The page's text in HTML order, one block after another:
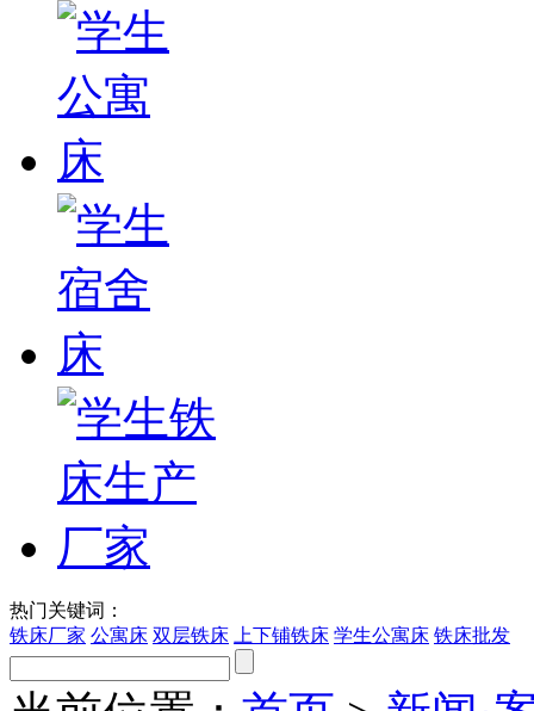
热门关键词：
铁床厂家 公寓床 双层铁床 上下铺铁床 学生公寓床 铁床批发